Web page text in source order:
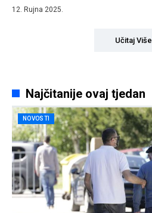
12. Rujna 2025.
Učitaj Više
Najčitanije ovaj tjedan
NOVOSTI